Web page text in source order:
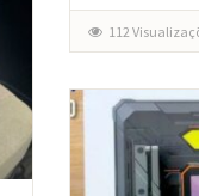
112